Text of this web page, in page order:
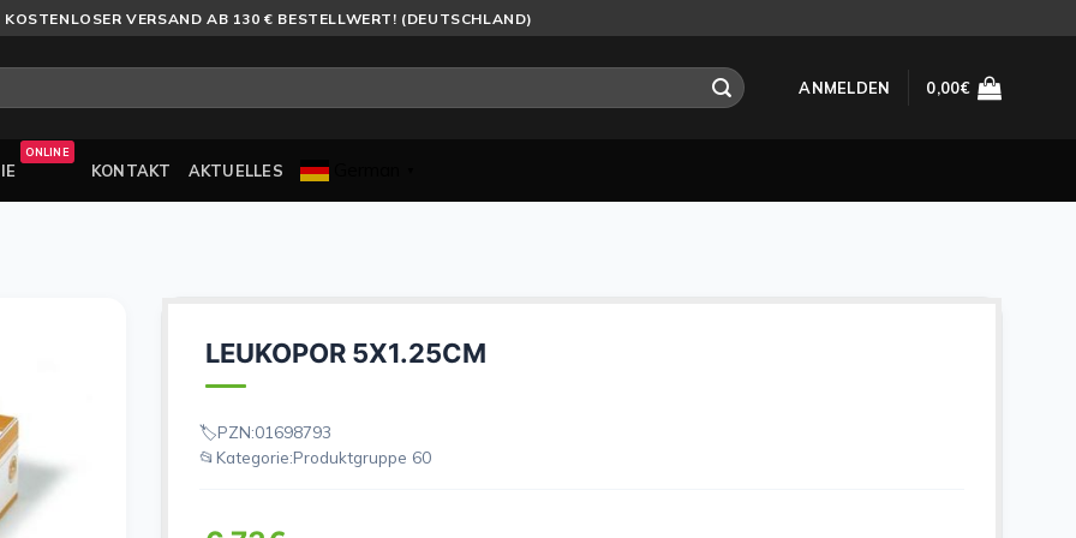
KOSTENLOSER VERSAND AB 130 € BESTELLWERT! (DEUTSCHLAND)
ANMELDEN 0,00€
ONLINE
KONTAKT AKTUELLES
LEUKOPOR 5X1.25CM
PZN:01698793
Kategorie:Produktgruppe 60